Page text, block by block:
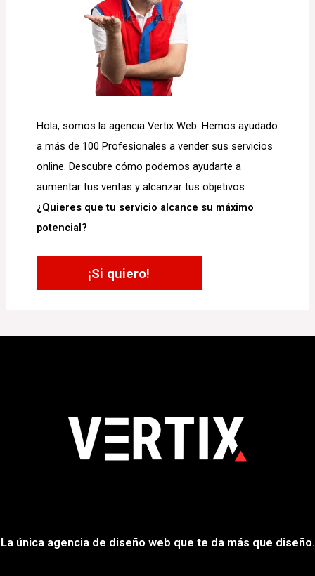
Hola, somos la agencia Vertix Web. Hemos ayudado
a más de 100 Profesionales a vender sus servicios
online. Descubre cómo podemos ayudarte a
aumentar tus ventas y alcanzar tus objetivos.
¿Quieres que tu servicio alcance su máximo
potencial?
¡Si quiero!
La única agencia de diseño web que te da más que diseño.